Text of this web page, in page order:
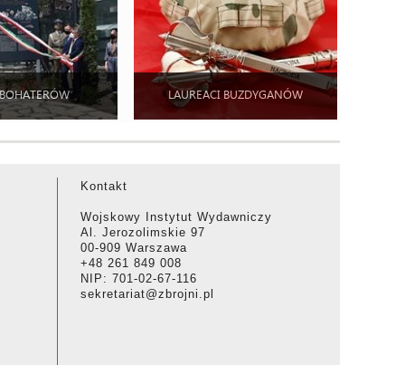
LAUREACI BUZDYGANÓW
Kontakt
Wojskowy Instytut Wydawniczy
Al. Jerozolimskie 97
00-909 Warszawa
+48 261 849 008
NIP: 701-02-67-116
sekretariat@zbrojni.pl